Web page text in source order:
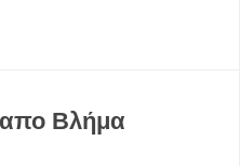
Βλήμα